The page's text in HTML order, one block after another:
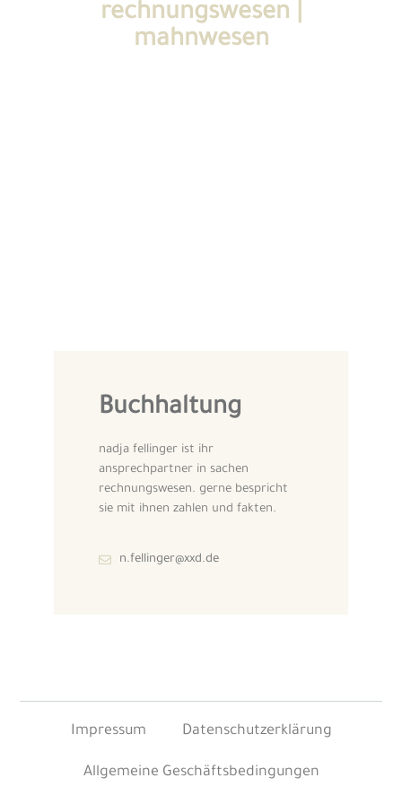
rechnungswesen |
mahnwesen
Buchhaltung
nadja fellinger ist ihr
ansprechpartner in sachen
rechnungswesen. gerne bespricht
sie mit ihnen zahlen und fakten.
n.fellinger@xxd.de
Impressum Datenschutzerklärung
Allgemeine Geschäftsbedingungen